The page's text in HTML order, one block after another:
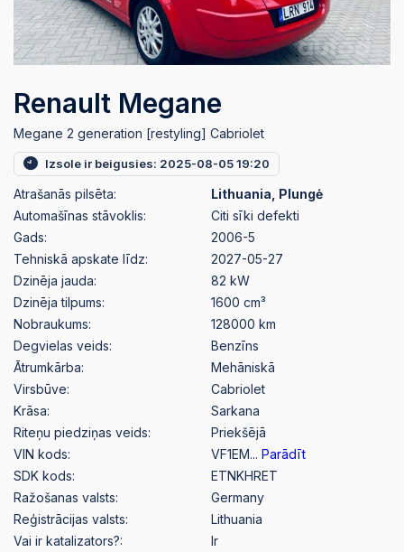
Renault Megane
Megane 2 generation [restyling] Cabriolet
Izsole ir beigusies: 2025-08-05 19:20
Atrašanās pilsēta:
Lithuania, Plungė
Automašīnas stāvoklis:
Citi sīki defekti
Gads:
2006-5
Tehniskā apskate līdz:
2027-05-27
Dzinēja jauda:
82 kW
Dzinēja tilpums:
1600 cm³
Nobraukums:
128000 km
Degvielas veids:
Benzīns
Ātrumkārba:
Mehāniskā
Virsbūve:
Cabriolet
Krāsa:
Sarkana
Riteņu piedziņas veids:
Priekšējā
VIN kods:
VF1EM... Parādīt
SDK kods:
ETNKHRET
Ražošanas valsts:
Germany
Reģistrācijas valsts:
Lithuania
Vai ir katalizators?:
Ir